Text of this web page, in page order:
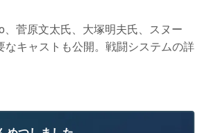
菅原文太氏、大塚明夫氏、スヌー
なキャストも公開。戦闘システムの詳